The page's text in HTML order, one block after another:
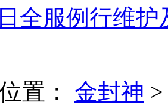
全服例行维护
置： 金封神